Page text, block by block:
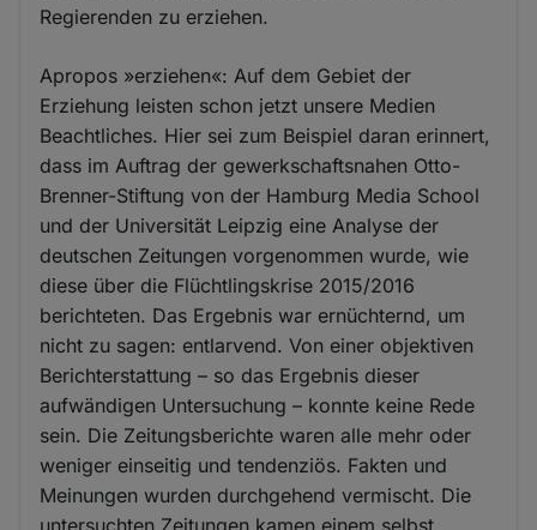
Regierenden zu erziehen.
Apropos »erziehen«: Auf dem Gebiet der
Erziehung leisten schon jetzt unsere Medien
Beachtliches. Hier sei zum Beispiel daran erinnert,
dass im Auftrag der gewerkschaftsnahen Otto-
Brenner-Stiftung von der Hamburg Media School
und der Universität Leipzig eine Analyse der
deutschen Zeitungen vorgenommen wurde, wie
diese über die Flüchtlingskrise 2015/2016
berichteten. Das Ergebnis war ernüchternd, um
nicht zu sagen: entlarvend. Von einer objektiven
Berichterstattung – so das Ergebnis dieser
aufwändigen Untersuchung – konnte keine Rede
sein. Die Zeitungsberichte waren alle mehr oder
weniger einseitig und tendenziös. Fakten und
Meinungen wurden durchgehend vermischt. Die
untersuchten Zeitungen kamen einem selbst